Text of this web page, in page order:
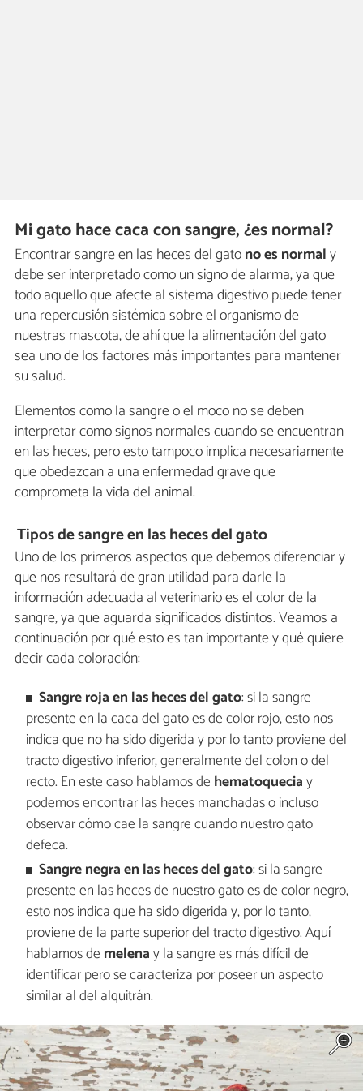
Mi gato hace caca con sangre, ¿es normal?
Encontrar sangre en las heces del gatono es normaly
debe ser interpretado como un signo de alarma, ya que
todo aquello que afecte al sistema digestivo puede tener
una repercusión sistémica sobre el organismo de
nuestras mascota, de ahí que la alimentación del gato
sea uno de los factores más importantes para mantener
su salud.
Elementos como la sangre o el moco no se deben
interpretar como signos normales cuando se encuentran
en las heces, pero esto tampoco implica necesariamente
que obedezcan a una enfermedad grave que
comprometa la vida del animal.
Tipos de sangre en las heces del gato
Uno de los primeros aspectos que debemos diferenciar y
que nos resultará de gran utilidad para darle la
información adecuada al veterinario es el color de la
sangre, ya que aguarda significados distintos. Veamos a
continuación por qué esto es tan importante y qué quiere
decir cada coloración:
Sangre roja en las heces del gato: si la sangre
presente en la caca del gato es de color rojo, esto nos
indica que no ha sido digerida y por lo tanto proviene del
tracto digestivo inferior, generalmente del colon o del
recto. En este caso hablamos de hematoqueciay
podemos encontrar las heces manchadas o incluso
observar cómo cae la sangre cuando nuestro gato
defeca.
Sangre negra en las heces del gato: si la sangre
presente en las heces de nuestro gato es de color negro,
esto nos indica que ha sido digerida y, por lo tanto,
proviene de la parte superior del tracto digestivo. Aquí
hablamos de melenay la sangre es más difícil de
identificar pero se caracteriza por poseer un aspecto
similar al del alquitrán.